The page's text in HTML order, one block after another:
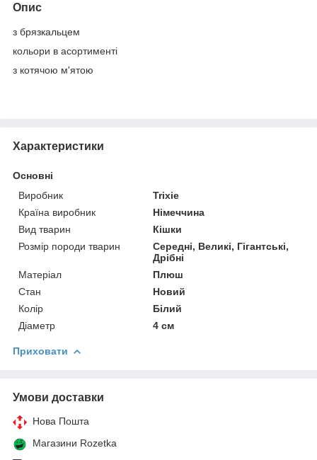
Опис
з брязкальцем
кольори в асортименті
з котячою м'ятою
Характеристики
Основні
Виробник
Trixie
Країна виробник
Німеччина
Вид тварин
Кішки
Розмір породи тварин
Середні, Великі, Гігантські,
Дрібні
Матеріал
Плюш
Стан
Новий
Колір
Білий
Діаметр
4 см
Приховати
Умови доставки
Нова Пошта
Магазини Rozetka